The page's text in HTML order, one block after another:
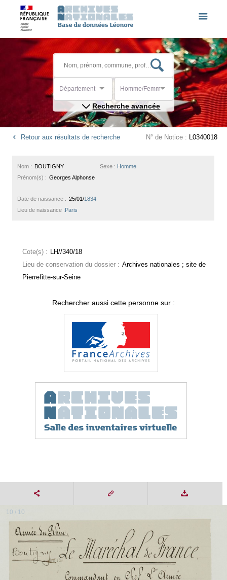
Département Homme/Femme
Recherche avancée
Retour aux résultats de recherche N° de Notice : L0340018
Sexe : Homme
Nom : BOUTIGNY
Prénom(s) : Georges Alphonse
Date de naissance : 25/01/1834
Lieu de naissance :Paris
Cote(s) : LH//340/18
Lieu de conservation du dossier : Archives nationales ; site de
Pierrefitte-sur-Seine
Rechercher aussi cette personne sur :
10 / 10